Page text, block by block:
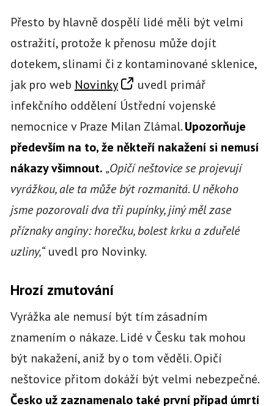
Přesto by hlavně dospělí lidé měli být velmi
ostražití, protože k přenosu může dojít
dotekem, slinami či z kontaminované sklenice,
jak pro web Novinky
uvedl primář
infekčního oddělení Ústřední vojenské
nemocnice v Praze Milan Zlámal.Upozorňuje
především na to, že někteří nakažení si nemusí
nákazy všimnout. „Opičí neštovice se projevují
vyrážkou, ale ta může být rozmanitá. U někoho
jsme pozorovali dva tři pupínky, jiný měl zase
příznaky angíny: horečku, bolest krku a zduřelé
uzliny,“uvedl pro Novinky.
Hrozí zmutování
Vyrážka ale nemusí být tím zásadním
znamením o nákaze. Lidé v Česku tak mohou
být nakažení, aniž by o tom věděli. Opičí
neštovice přitom dokáží být velmi nebezpečné.
Česko už zaznamenalo také první případ úmrtí